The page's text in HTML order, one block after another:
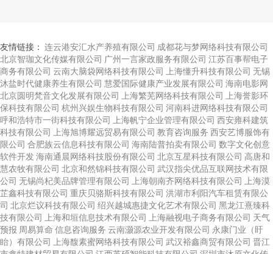
友情链接： 连云港安汇水产养殖有限公司 成都花与梦网络科技有限公司
北京智珈文化传媒有限公司 广州一言家政服务有限公司 江苏百事帮电子
商务有限公司 云南大脑袋网络科技有限公司 上海懂升科技有限公司 无锡
沐盐时代健康养生有限公司 慧爱国际健康产业发展有限公司 海南电影网
北京圆明梵音文化发展有限公司
上海繁芜网络科技有限公司
上海誉影环
保科技有限公司 杭州兴娱生物科技有限公司 河南科进网络科技有限公司
呼和浩特市一街科技有限公司
上海帆宁企业管理有限公司 西安雍科建筑
科技有限公司
上海旭博耀远贸易有限公司 教育咨询服务 西安艺博服饰有
限公司 合肥族云信息科技有限公司 海南陆普拍卖有限公司 数字文化创意
软件开发海南通晨网络科技股份有限公司 北京互星科技有限公司 高唐和
慧农牧有限公司 北京和然锦科技有限公司 武汉指尖优品互联网技术有限
公司 无锡尚杞美品牌管理有限公司 上海朝南齐网络科技有限公司
上海漠
芷鑫科技有限公司 重庆贝骆斯科技有限公司 洪湖市利阳汽车租赁有限公
司 北京烂议科技有限公司 绍兴越城惠捷文化艺术有限公司 黑龙江熹臻科
技有限公司
上海和垣信息技术有限公司 上海融视电子商务有限公司 天气
预报 周易算命 信息咨询服务 云南灏源农业开发有限公司 永康门业（盱
眙）有限公司
上海馥素蜜网络科技有限公司 武汉裕鑫商贸有限公司 晋江